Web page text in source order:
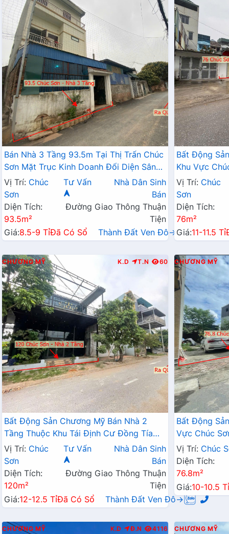
Bán Nhà 3 Tầng 93.5m Tại Thị Trấn Chúc
Sơn Mặt Trục Kinh Doanh Đối Diện Sân
Bóng Gần QL6A
Vị Trí: Chúc
Sơn
Tư Vấn
Nhà Dân Sinh
Bán
Diện Tích:
93.5m²
Đường Giao Thông Thuận
Tiện
Giá:8.5-9 TỉĐã Có Sổ Thành Đất Ven Đô→
Bất Động
Khu Vực
Doanh QL6
Sơn
Vị Trí: Chúc
Sơn
Diện Tích:
76m²
Giá:11-11.5 Tỉ
CHƯƠNG MỸ K.D T.N 60
Bất Động Sản Chương Mỹ Bán Nhà 2
Tầng Thuộc Khu Tái Định Cư Đồng Tía
Ngay Gần Mặt Đường QL6A
Vị Trí: Chúc
Sơn
Tư Vấn
Nhà Dân Sinh
Bán
Diện Tích:
120m²
Đường Giao Thông Thuận
Tiện
Giá:12-12.5 TỉĐã Có Sổ Thành Đất Ven Đô→
CHƯƠNG MỸ
Bất Động
Vực Chúc
Sát QL6A
Lộc Ninh
Vị Trí: Chúc
Diện Tích:
76.8m²
Giá:10-10.5 Tỉ
CHƯƠNG MỸ K.D Đ.N 4116 CHƯƠNG MỸ